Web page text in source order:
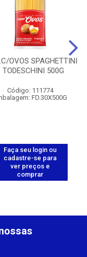
OVOS SPAGHETTINI
TODESCHINI 500G
Código: 111774
FD.30X500G
Faça seu login ou
cadastre-se para
ver preços e
comprar